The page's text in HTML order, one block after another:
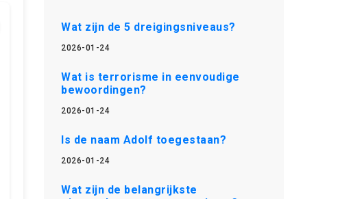
Wat zijn de 5 dreigingsniveaus?
2026-01-24
Wat is terrorisme in eenvoudige
bewoordingen?
2026-01-24
Is de naam Adolf toegestaan?
2026-01-24
Wat zijn de belangrijkste